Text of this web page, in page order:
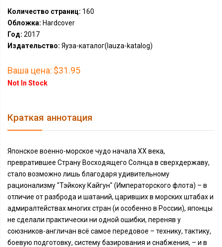
Количество страниц: 160
Обложка: Hardcover
Год: 2017
Издательство: Яуза-каталог(Iauza-katalog)
Ваша цена: $31.95
Not In Stock
Краткая аннотация
Японское военно-морское чудо начала XX века,
превратившее Страну Восходящего Солнца в сверхдержаву,
стало возможно лишь благодаря удивительному
рационализму "Тэйкоку Кайгун" (Императорского флота) – в
отличие от разброда и шатаний, царивших в морских штабах и
адмиралтействах многих стран (и особенно в России), японцы
не сделали практически ни одной ошибки, переняв у
союзников-англичан всё самое передовое – технику, тактику,
боевую подготовку, систему базирования и снабжения, – и в